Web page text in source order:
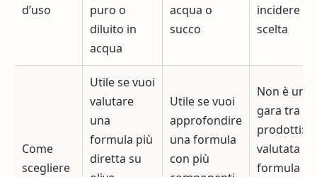
d’uso
puro o
diluito in
acqua
acqua o
succo
incidere
scelta
Come
scegliere
Utile se vuoi
valutare
una
formula più
diretta su
Utile se vuoi
approfondire
una formula
con più
Non è una
gara tra
prodotti:
valutata la
formula